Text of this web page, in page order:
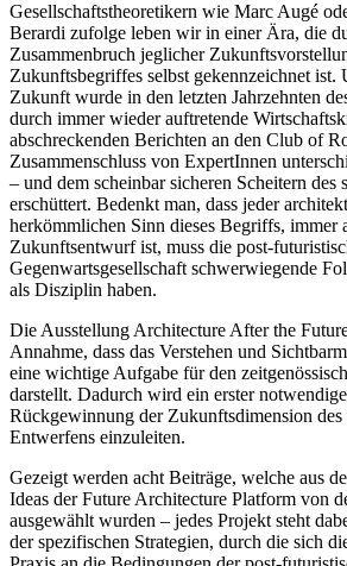
Gesellschaftstheoretikern wie Marc Augé
Berardi zufolge leben wir in einer Ära, die
Zusammenbruch jeglicher
Zukunftsbegriffes selbst gekennzeichnet ist.
Zukunft wurde in den letzten Jahrzehnten
durch immer wieder auftretende
abschreckenden Berichten an den Club of
Zusammenschluss von ExpertInnen
– und dem scheinbar sicheren Scheitern des
erschüttert. Bedenkt man, dass jeder
herkömmlichen Sinn dieses Begriffs, immer
Zukunftsentwurf ist, muss die post-
Gegenwartsgesellschaft schwerwiegende
als Disziplin haben.
Die Ausstellung Architecture After the
Annahme, dass das Verstehen und
eine wichtige Aufgabe für den
darstellt. Dadurch wird ein erster
Rückgewinnung der Zukunftsdimension des
Entwerfens einzuleiten.
Gezeigt werden acht Beiträge, welche aus
Ideas der Future Architecture Platform von
ausgewählt wurden – jedes Projekt steht
der spezifischen Strategien, durch die sich